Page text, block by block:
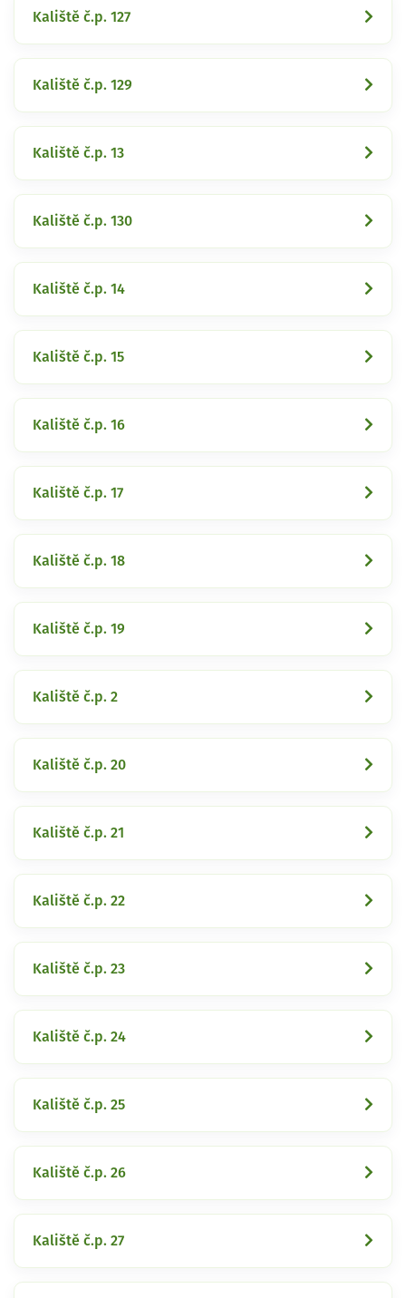
Kaliště č.p. 127
Kaliště č.p. 129
Kaliště č.p. 13
Kaliště č.p. 130
Kaliště č.p. 14
Kaliště č.p. 15
Kaliště č.p. 16
Kaliště č.p. 17
Kaliště č.p. 18
Kaliště č.p. 19
Kaliště č.p. 2
Kaliště č.p. 20
Kaliště č.p. 21
Kaliště č.p. 22
Kaliště č.p. 23
Kaliště č.p. 24
Kaliště č.p. 25
Kaliště č.p. 26
Kaliště č.p. 27